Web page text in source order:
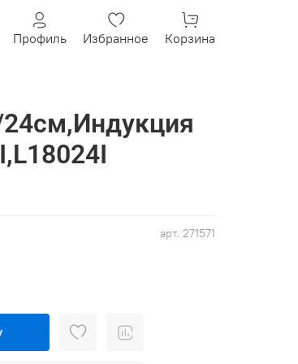
Профиль Избранное
Корзина
арт. 271571